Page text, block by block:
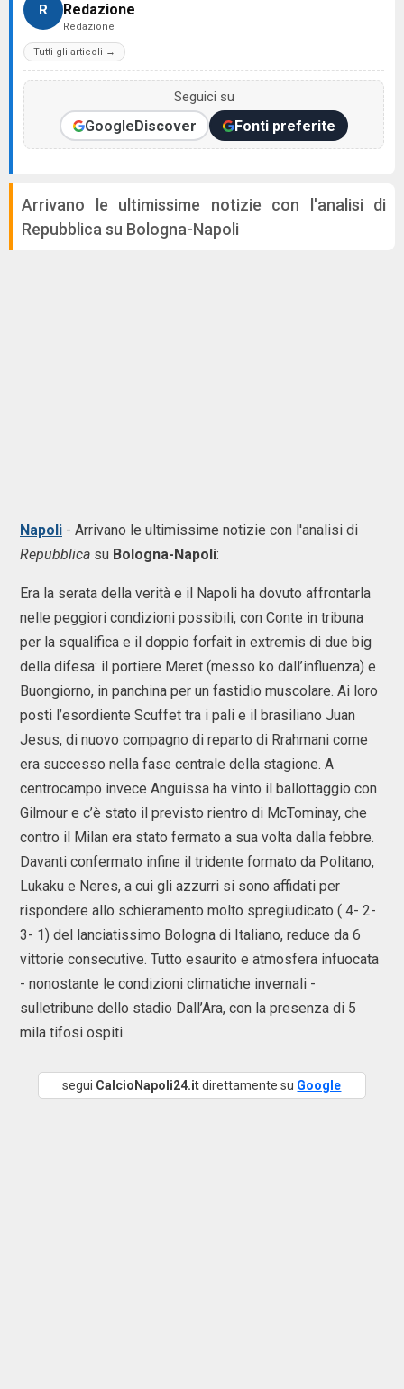
R Redazione
Redazione
Tutti gli articoli →
Seguici su
GoogleDiscover Fonti preferite
Arrivano le ultimissime notizie con l'analisi di
Repubblica su Bologna-Napoli
Napoli - Arrivano le ultimissime notizie con l'analisi di
Repubblica su Bologna-Napoli:
Era la serata della verità e il Napoli ha dovuto affrontarla
nelle peggiori condizioni possibili, con Conte in tribuna
per la squalifica e il doppio forfait in extremis di due big
della difesa: il portiere Meret (messo ko dall’influenza) e
Buongiorno, in panchina per un fastidio muscolare. Ai loro
posti l’esordiente Scuffet tra i pali e il brasiliano Juan
Jesus, di nuovo compagno di reparto di Rrahmani come
era successo nella fase centrale della stagione. A
centrocampo invece Anguissa ha vinto il ballottaggio con
Gilmour e c’è stato il previsto rientro di McTominay, che
contro il Milan era stato fermato a sua volta dalla febbre.
Davanti confermato infine il tridente formato da Politano,
Lukaku e Neres, a cui gli azzurri si sono affidati per
rispondere allo schieramento molto spregiudicato ( 4- 2-
3- 1) del lanciatissimo Bologna di Italiano, reduce da 6
vittorie consecutive. Tutto esaurito e atmosfera infuocata
- nonostante le condizioni climatiche invernali -
sulletribune dello stadio Dall’Ara, con la presenza di 5
mila tifosi ospiti.
segui CalcioNapoli24.itdirettamente su Google